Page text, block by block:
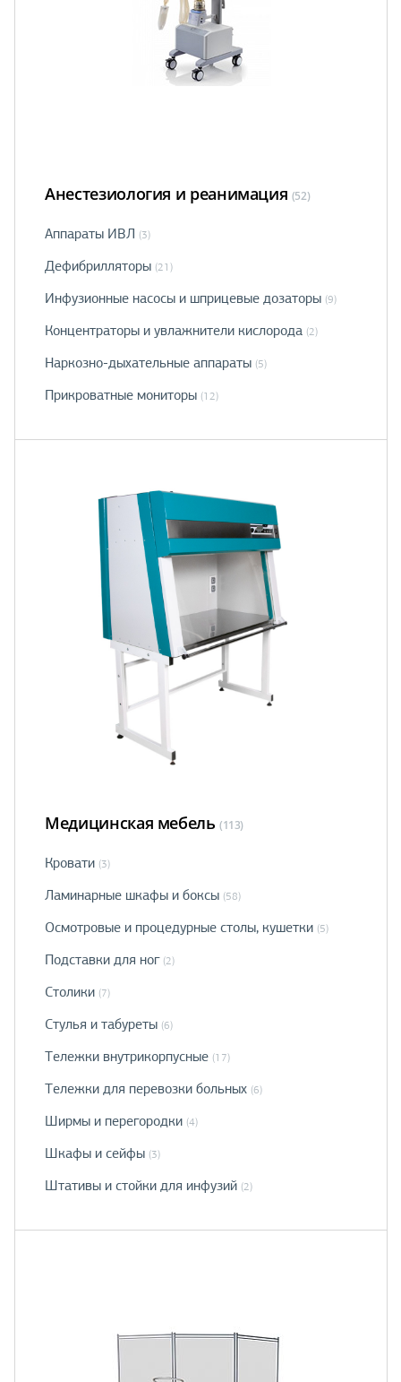
Анестезиология и реанимация (52)
Аппараты ИВЛ (3)
Дефибрилляторы (21)
Инфузионные насосы и шприцевые дозаторы (9)
Концентраторы и увлажнители кислорода (2)
Наркозно-дыхательные аппараты (5)
Прикроватные мониторы (12)
Медицинская мебель (113)
Кровати (3)
Ламинарные шкафы и боксы (58)
Осмотровые и процедурные столы, кушетки (5)
Подставки для ног (2)
Столики (7)
Стулья и табуреты (6)
Тележки внутрикорпусные (17)
Тележки для перевозки больных (6)
Ширмы и перегородки (4)
Шкафы и сейфы (3)
Штативы и стойки для инфузий (2)